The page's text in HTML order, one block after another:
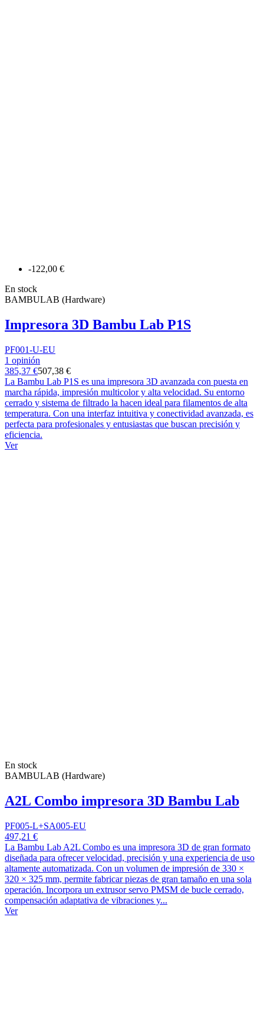
-122,00 €
En stock
BAMBULAB (Hardware)
Impresora 3D Bambu Lab P1S
PF001-U-EU
1 opinión
385,37 €507,38 €
La Bambu Lab P1S es una impresora 3D avanzada con puesta en
marcha rápida, impresión multicolor y alta velocidad. Su entorno
cerrado y sistema de filtrado la hacen ideal para filamentos de alta
temperatura. Con una interfaz intuitiva y conectividad avanzada, es
perfecta para profesionales y entusiastas que buscan precisión y
eficiencia.
Ver
En stock
BAMBULAB (Hardware)
A2L Combo impresora 3D Bambu Lab
PF005-L+SA005-EU
497,21 €
La Bambu Lab A2L Combo es una impresora 3D de gran formato
diseñada para ofrecer velocidad, precisión y una experiencia de uso
altamente automatizada. Con un volumen de impresión de 330 ×
320 × 325 mm, permite fabricar piezas de gran tamaño en una sola
operación. Incorpora un extrusor servo PMSM de bucle cerrado,
compensación adaptativa de vibraciones y...
Ver